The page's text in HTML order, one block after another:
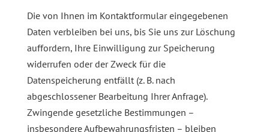
Die von Ihnen im Kontaktformular eingegebenen
Daten verbleiben bei uns, bis Sie uns zur Löschung
auffordern, Ihre Einwilligung zur Speicherung
widerrufen oder der Zweck für die
Datenspeicherung entfällt (z. B. nach
abgeschlossener Bearbeitung Ihrer Anfrage).
Zwingende gesetzliche Bestimmungen –
insbesondere Aufbewahrungsfristen – bleiben